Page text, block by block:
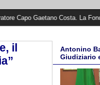
Costa. La Fondazione:"
il
Antonino
Giudiziario